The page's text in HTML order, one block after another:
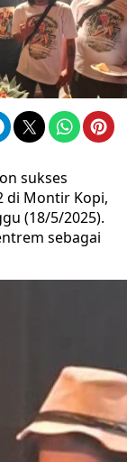
sukses
di Montir Kopi,
(18/5/2025).
sebagai